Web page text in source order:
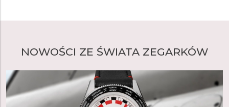
NOWOŚCI ZE ŚWIATA ZEGARKÓW